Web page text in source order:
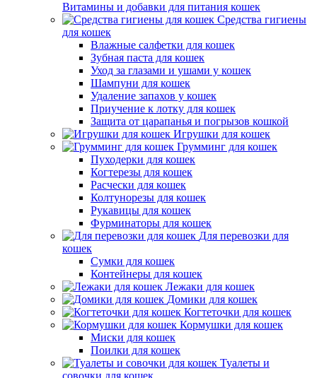
Витамины и добавки для питания кошек
Средства гигиены
для кошек
Влажные салфетки для кошек
Зубная паста для кошек
Уход за глазами и ушами у кошек
Шампуни для кошек
Удаление запахов у кошек
Приучение к лотку для кошек
Защита от царапанья и погрызов кошкой
Игрушки для кошек
Грумминг для кошек
Пуходерки для кошек
Когтерезы для кошек
Расчески для кошек
Колтунорезы для кошек
Рукавицы для кошек
Фурминаторы для кошек
Для перевозки для
кошек
Сумки для кошек
Контейнеры для кошек
Лежаки для кошек
Домики для кошек
Когтеточки для кошек
Кормушки для кошек
Миски для кошек
Поилки для кошек
Туалеты и
совочки для кошек